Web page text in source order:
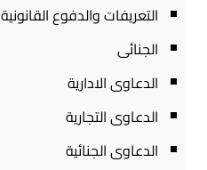
التعريفات والدفوع القانونية
الجنائى
الدعاوى الادارية
الدعاوى التجارية
الدعاوى الجنائية